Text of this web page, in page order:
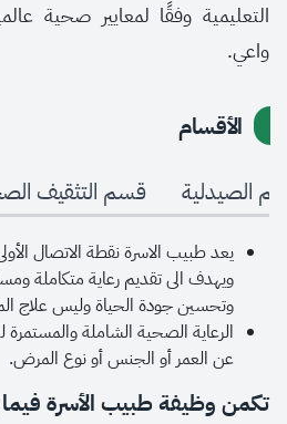
التعليمية وفقًا لمعايير صحية
واعي.
الأقسام
الصيدلية
قسم التثقيف
يعد طبيب الاسرة نقطة الاتصال
ويهدف الى تقديم رعاية متكاملة
وتحسين جودة الحياة وليس علاج
الرعاية الصحية الشاملة
عن العمر أو الجنس أو نوع المرض.
تكمن وظيفة طبيب الأسرة فيما